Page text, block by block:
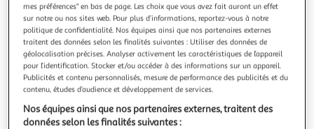
AOP Touraine Sauvignon Domaine des Chezelles
blanc
Le Touraine Sauvignon Domaine des Chezelles exprime une
belle finesse ligérienne. Ce vin blanc dévoile des arômes de
citronnelle et de fleurs blanches. La bouche tendre et
fondante est soutenue par une fine acidité, avec une finale
délicate sur des notes d’abricot. L’ensemble est équilibré et
élégan
En savoir +
75cl
Vous voulez connaître le prix de ce produit ?
mes préférences" en bas de page. Les choix que vous avez fait auront un effet
sur notre ou nos sites web. Pour plus d’informations, reportez-vous à notre
politique de confidentialité. Nos équipes ainsi que nos partenaires externes
traitent des données selon les finalités suivantes : Utiliser des données de
géolocalisation précises. Analyser activement les caractéristiques de l’appareil
pour l’identification. Stocker et/ou accéder à des informations sur un appareil.
Publicités et contenu personnalisés, mesure de performance des publicités et du
contenu, études d’audience et développement de services.
Nos équipes ainsi que nos partenaires externes, traitent des
données selon les finalités suivantes :